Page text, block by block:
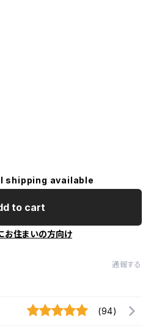
shipping available
to cart
お住まいの方向け
通報する
(94)